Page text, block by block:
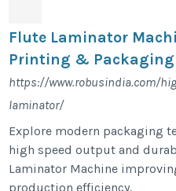
Flute Laminator
Printing & Packaging
https://www.robusindia.com/
laminator/
Explore modern packaging
high speed output and
Laminator Machine
production efficiency.